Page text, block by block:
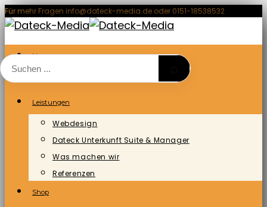
Zum
Inhalt
springen
Für mehr Fragen info@dateck-media.de oder 0151-18538532
Home
Leistungen
Webdesign
Dateck Unterkunft Suite & Manager
Was machen wir
Referenzen
Shop